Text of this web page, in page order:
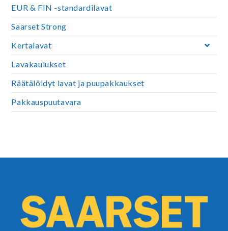
EUR & FIN -standardilavat
Saarset Strong
Kertalavat
Lavakaulukset
Räätälöidyt lavat ja puupakkaukset
Pakkauspuutavara